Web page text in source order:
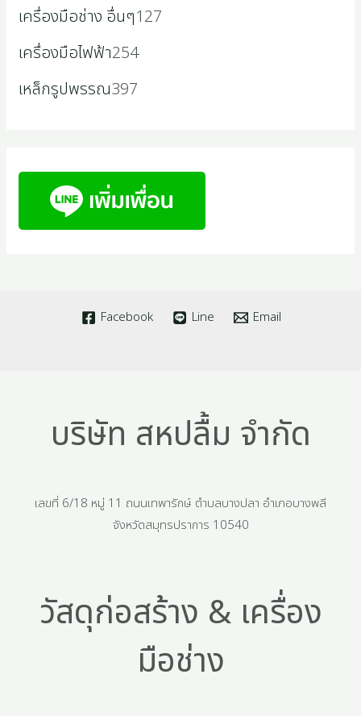
เครื่องมือช่าง อื่นๆ127
เครื่องมือไฟฟ้า254
เหล็กรูปพรรณ397
Facebook Line Email
บริษัท สหปลื้ม จำกัด
เลขที่ 6/18 หมู่ 11 ถนนเทพารักษ์ ตำบลบางปลา อำเภอบางพลี
จังหวัดสมุทรปราการ 10540
วัสดุก่อสร้าง & เครื่อง
มือช่าง